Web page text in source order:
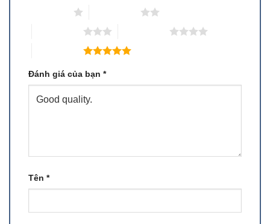
Đánh giá của bạn *
Tên *